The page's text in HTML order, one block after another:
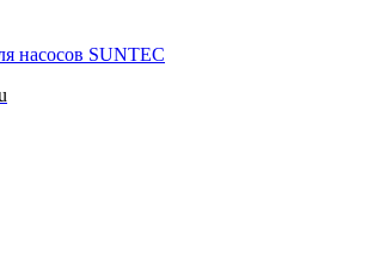
насосов SUNTEC